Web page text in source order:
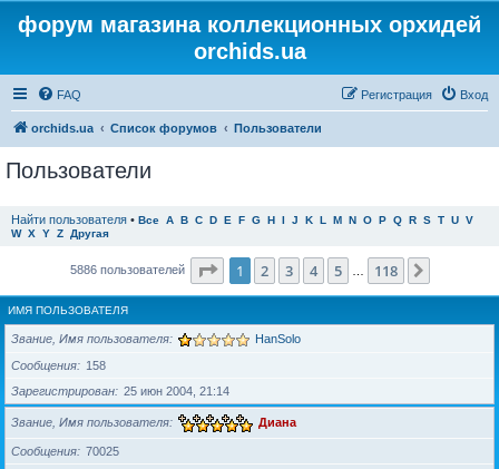
форум магазина коллекционных орхидей
orchids.ua
FAQ Вход
Регистрация
orchids.ua Список форумов Пользователи
Пользователи
Найти пользователя • Все A B C D E F G H I J K L M N O P Q R S T U V
W X Y Z Другая
5886 пользователей Страница из 118
1 2 3 4 5 118
ИМЯ ПОЛЬЗОВАТЕЛЯ
Звание, Имя пользователя HanSolo
Сообщения
158
Зарегистрирован
25 июн 2004, 21:14
Звание, Имя пользователя Диана
Сообщения
70025